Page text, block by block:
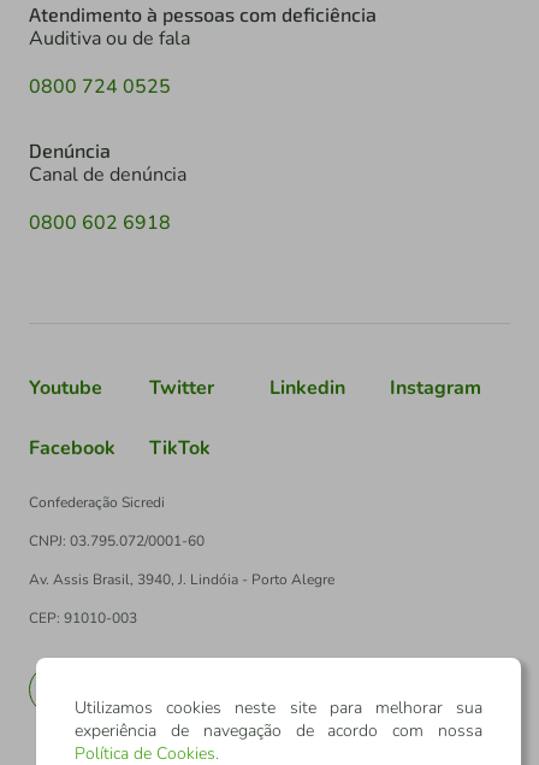
Atendimento à pessoas com deficiência
Auditiva ou de fala
0800 724 0525
Denúncia
Canal de denúncia
0800 602 6918
Youtube Twitter Linkedin Instagram
Facebook TikTok
Confederação Sicredi
CNPJ: 03.795.072/0001-60
Av. Assis Brasil, 3940, J. Lindóia - Porto Alegre
CEP: 91010-003
Utilizamos cookies neste site para melhorar sua
experiência de navegação de acordo com nossa
Política de Cookies.